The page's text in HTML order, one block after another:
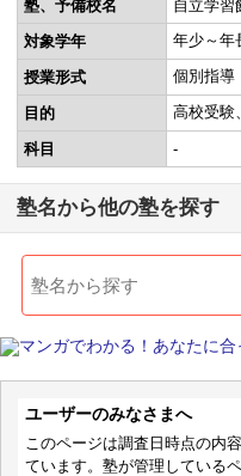
塾、予備校名
自立学習
対象学年
年少～年
授業形式 個別指導
目的 高校受験
科目 -
塾名から他の塾を探す
ユーザーのみなさまへ
このページは調査日時点の内
ています。塾が管理している